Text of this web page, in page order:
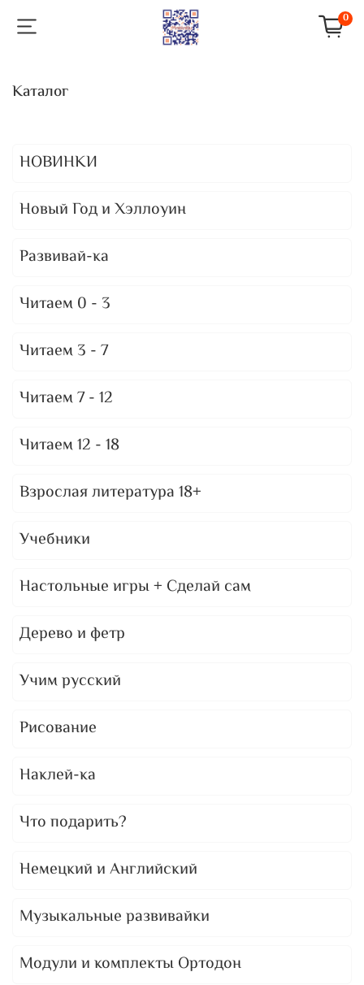
0
Каталог
НОВИНКИ
Новый Год и Хэллоуин
Развивай-ка
Читаем 0 - 3
Читаем 3 - 7
Читаем 7 - 12
Читаем 12 - 18
Взрослая литература 18+
Учебники
Настольные игры + Сделай сам
Дерево и фетр
Учим русский
Рисование
Наклей-ка
Что подарить?
Немецкий и Английский
Музыкальные развивайки
Модули и комплекты Ортодон